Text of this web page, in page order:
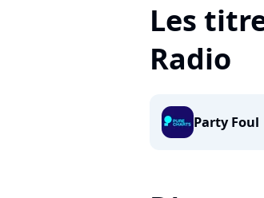
Les
Radio
Party Foul